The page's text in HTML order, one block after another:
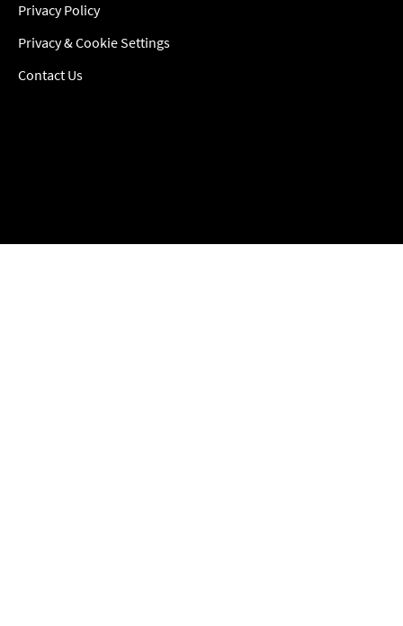
Privacy Policy
Privacy & Cookie Settings
Contact Us